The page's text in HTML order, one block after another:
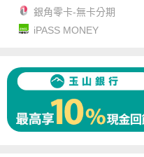
銀角零卡-無卡分期
iPASS MONEY